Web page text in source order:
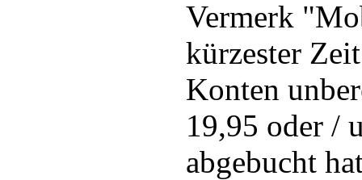
Vermerk
kürzester
Konten
19,95 oder /
abgebucht